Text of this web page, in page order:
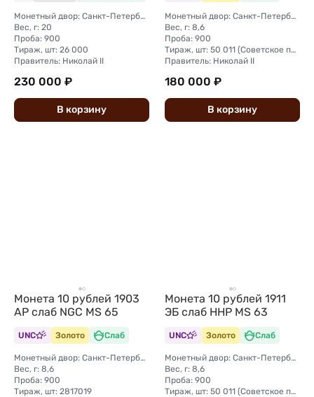
Монетный двор: Санкт-Петербургский монетный двор
Вес, г: 20
Проба: 900
Тираж, шт: 26 000
Правитель: Николай II
230 000 ₽
В корзину
Монетный двор: Санкт-Петербургский монетный двор
Вес, г: 8,6
Проба: 900
Тираж, шт: 50 011 (Советское правительство с декабря 1925 г. по март 1926 г. отчеканило 2 011 000 10-ти рублевого достоинства царского образца, предположительно штемпелями 1911 г.)
Правитель: Николай II
180 000 ₽
В корзину
Монета 10 рублей 1903
АР слаб NGC MS 65
UNC Золото Слаб
Монетный двор: Санкт-Петербургский монетный двор
Вес, г: 8,6
Проба: 900
Тираж, шт: 2817019
Монета 10 рублей 1911
ЭБ слаб ННР MS 63
UNC Золото Слаб
Монетный двор: Санкт-Петербургский монетный двор
Вес, г: 8,6
Проба: 900
Тираж, шт: 50 011 (Советское правительство с декабря 1925 г. по март 1926 г. отчеканило 2 011 000 10-ти рублевого достоинства царского образца, предположительно штемпелями 1911 г.)